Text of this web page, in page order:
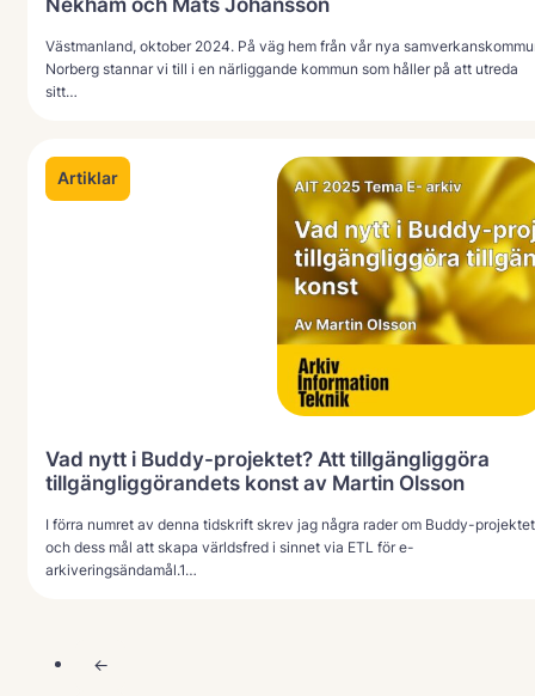
Västmanland, oktober 2024. På väg hem från vår nya
Norberg stannar vi till i en närliggande kommun som håller på att utreda
sitt…
Artiklar
Vad nytt i Buddy-projektet? Att tillgängliggöra
tillgängliggörandets konst av Martin Olsson
I förra numret av denna tidskrift skrev jag några rader om Buddy-projektet
och dess mål att skapa världsfred i sinnet via ETL för e-
arkiveringsändamål.1…
←